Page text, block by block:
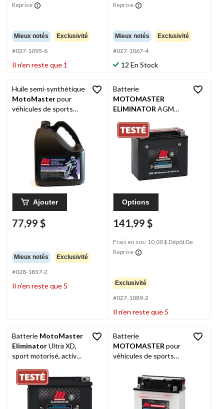
Reprise
Mieux notés Exclusivité
#027-1095-6
Il n’en reste que 1
Reprise
Mieux notés Exclusivité
#027-1067-4
12 En Stock
Huile semi-synthétique
MotoMasterpour
véhicules de sports
motorisés à 2 temps,
Ajouter
77,99 $
Mieux notés Exclusivité
#028-1857-2
Il n’en reste que 5
Batterie
MOTOMASTER
ELIMINATOR AGM
sports motorisés, 20H-
BS
Options
141,99 $
Frais en sus: 10,00 $ Dépôt De
Reprise
Exclusivité
#027-1089-2
Il n’en reste que 5
Batterie MotoMaster
EliminatorUltra XD,
sport motorisé, activée
Batterie
MOTOMASTER pour
véhicules de sports